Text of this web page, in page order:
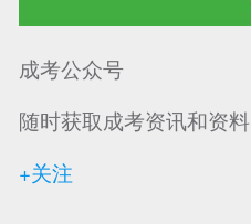
成考公众号
随时获取成考资讯和资料
+关注